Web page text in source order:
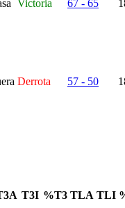
Victoria 67 - 65
Derrota 57 - 50
T3I %T3 TLA TLI